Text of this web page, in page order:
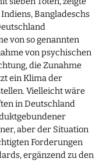
Bangladeschs
von so genannten
von psychischen
die Zunahme
ein Klima der
Vielleicht wäre
in Deutschland
aber der Situation
Forderungen
ergänzend zu den